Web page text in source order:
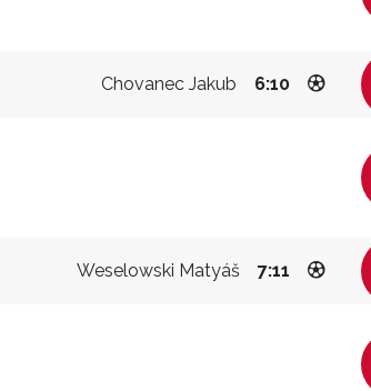
Chovanec Jakub 6:10
Weselowski Matyáš 7:11